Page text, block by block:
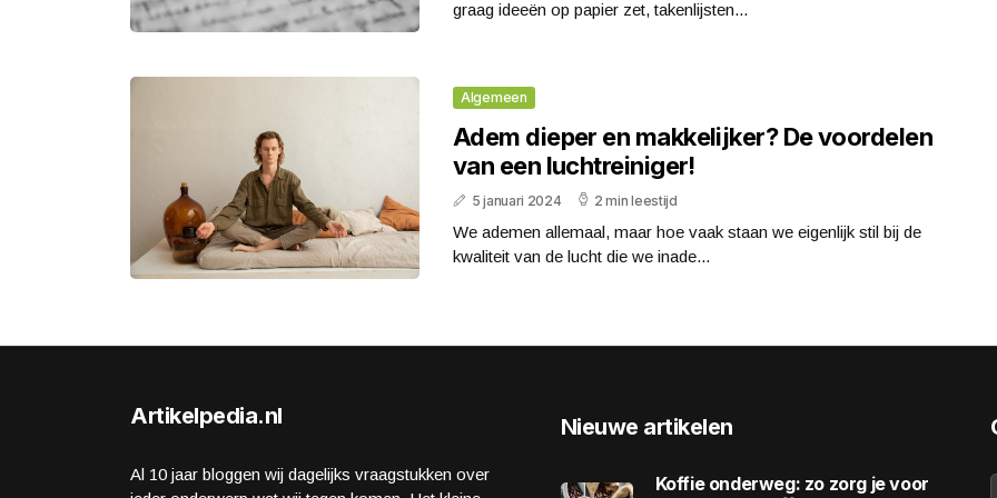
graag ideeën op papier zet, takenlijsten...
Algemeen
Adem dieper en makkelijker? De voordelen
van een luchtreiniger!
5 januari 2024 2 min leestijd
We ademen allemaal, maar hoe vaak staan we eigenlijk stil bij de
kwaliteit van de lucht die we inade...
Artikelpedia.nl
Al 10 jaar bloggen wij dagelijks vraagstukken over
Nieuwe artikelen
Koffie onderweg: zo zorg je voor